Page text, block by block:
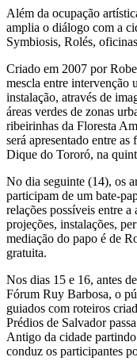
Além da ocupação
amplia o diálogo com a
Symbiosis, Rolés,
Criado em 2007 por
mescla entre intervenção
instalação, através de
áreas verdes de zonas
ribeirinhas da Floresta
será apresentado entre as
Dique do Tororó, na
No dia seguinte (14), os
participam de um bate-
relações possíveis entre
projeções, instalações,
mediação do papo é de
gratuita.
Nos dias 15 e 16, antes
Fórum Ruy Barbosa, o
guiados com roteiros
Prédios de Salvador
Antigo da cidade
conduz os participantes